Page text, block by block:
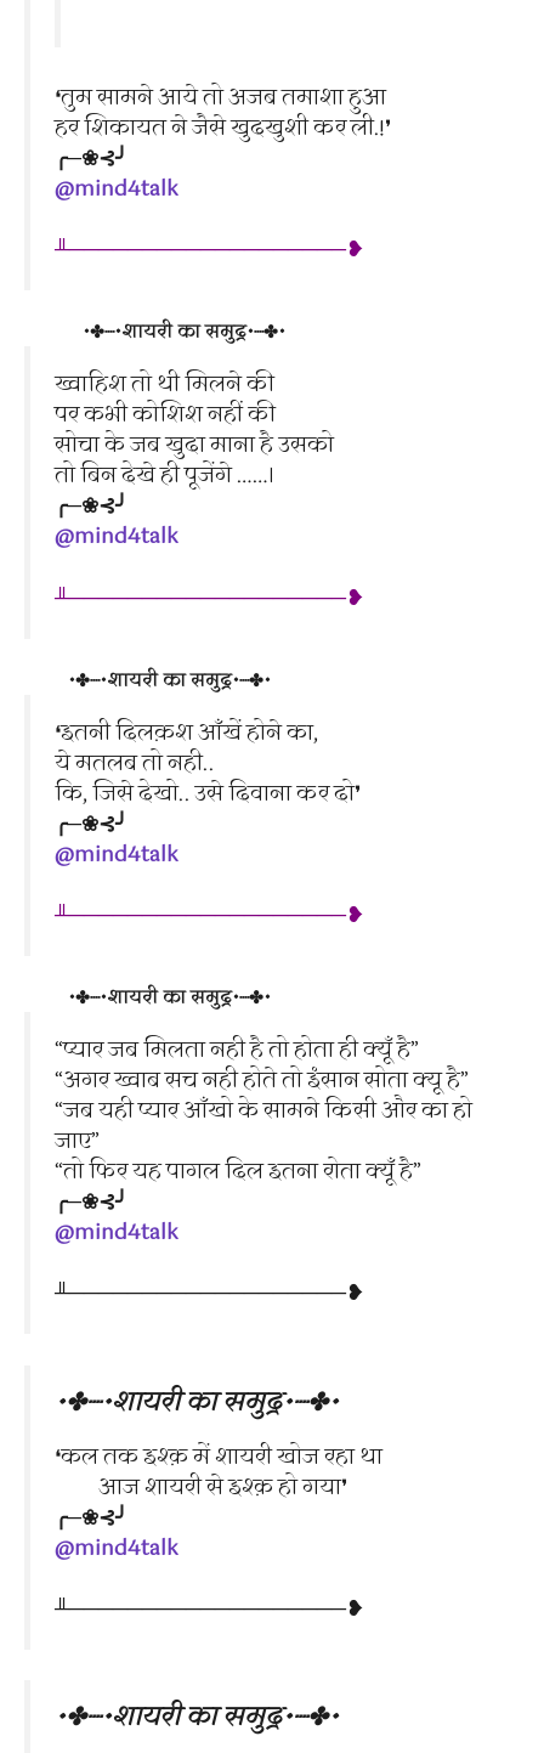
❛तुम सामने आये तो अजब तमाशा हुआ
हर शिकायत ने जैसे खुदखुशी कर ली.!❜
╭─❀⊰╯
@mind4talk
╨───────────────────❥
•✤┈•शायरी का समुद्र•┈✤•
ख्वाहिश तो थी मिलने की
पर कभी कोशिश नहीं की
सोचा के जब खुदा माना है उसको
तो बिन देखे ही पूजेंगे ……।
╭─❀⊰╯
@mind4talk
╨───────────────────❥
•✤┈•शायरी का समुद्र•┈✤•
❛इतनी दिलक़श आँखें होने का,
ये मतलब तो नही..
कि, जिसे देखो.. उसे दिवाना कर दो❜
╭─❀⊰╯
@mind4talk
╨───────────────────❥
•✤┈•शायरी का समुद्र•┈✤•
“प्यार जब मिलता नही है तो होता ही क्यूँ है”
“अगर ख्वाब सच नही होते तो इंसान सोता क्यू है”
“जब यही प्यार आँखो के सामने किसी और का हो
जाए”
“तो फिर यह पागल दिल इतना रोता क्यूँ है”
╭─❀⊰╯
@mind4talk
╨───────────────────❥
•✤┈•शायरी का समुद्र•┈✤•
❛कल तक इश्क़ में शायरी खोज रहा था
आज शायरी से इश्क़ हो गया❜
╭─❀⊰╯
@mind4talk
╨───────────────────❥
•✤┈•शायरी का समुद्र•┈✤•